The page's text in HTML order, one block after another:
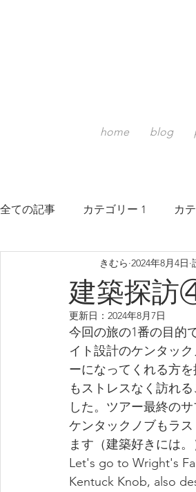
home blog
全ての記事 カテゴリー 1 カ
建築探訪
きむら 2024年8月4日
更新日： 2024年8月7日
今回の旅の1番の目的
イト設計のケンタッ
ーになってくれる方
もストレスなく訪れ
した。ツアー最終の
ケンタックノブもラ
ます（建築好きには。
Let's go to Wright's
Kentuck Knob, also